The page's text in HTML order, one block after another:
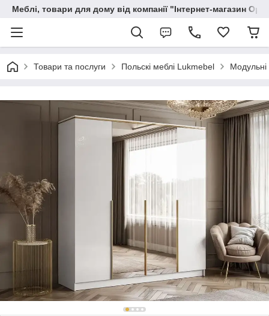
Меблі, товари для дому від компанії "Інтернет-магазин
Товари та послуги Польскі меблі Lukmebel